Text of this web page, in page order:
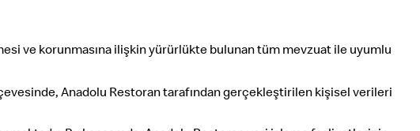
ve korunmasına ilişkin yürürlükte bulunan tüm mevzuat ile uyumlu
Anadolu Restoran tarafından gerçekleştirilen kişisel verileri